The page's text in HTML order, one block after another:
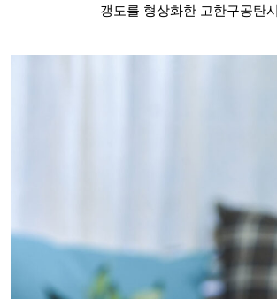
갱도를 형상화한 고한구공탄